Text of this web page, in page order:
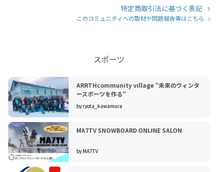
特定商取引法に基づく表記
このコミュニティへの取材や問題報告等はこちら
スポーツ
ARRTHcommunity village ”未来のウィンタ
ースポーツを作る”
by ryota_kawamura
MA7TV SNOWBOARD ONLINE SALON
by MA7TV